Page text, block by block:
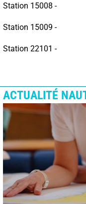
Station 15008 -
Station 15009 -
Station 22101 -
ACTUALITÉ